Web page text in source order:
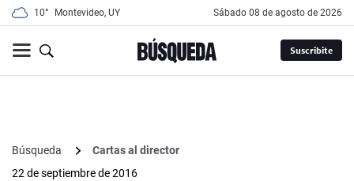
10° Montevideo, UY sábado 08 de agosto de 2026
Suscribite
Búsqueda
Cartas al director
22 de septiembre de 2016